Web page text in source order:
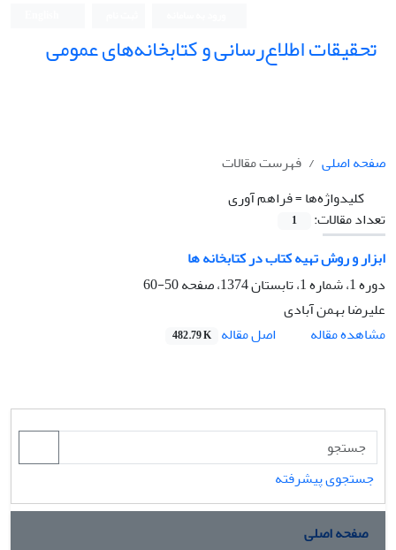
تحقیقات اطلاع‌رسانی و کتابخانه‌های عمومی
صفحه اصلی
فهرست مقالات
کلیدواژه‌ها =فراهم آوری
تعداد مقالات:
1
ابزار و روش تهیه کتاب در کتابخانه ها
دوره 1، شماره 1، تابستان 1374، صفحه
50-60
علیرضا بهمن آبادی
مشاهده مقاله
اصل مقاله 482.79 K
جستجوی پیشرفته
صفحه اصلی